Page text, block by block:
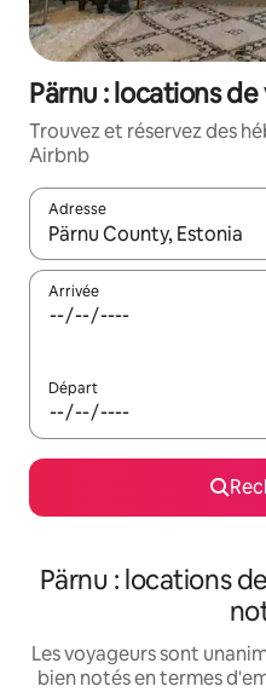
Pärnu : locations
Trouvez et réservez des
Airbnb
Adresse
Lorsque les résultats
Arrivée
Départ
Pärnu : locations
Les voyageurs sont
bien notés en termes